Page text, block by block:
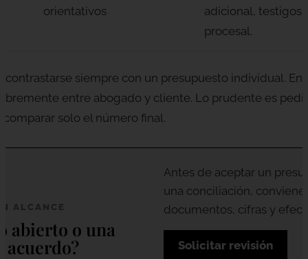
orientativos
adicional,
procesal.
siempre con un presupuesto individual. En
entre abogado y cliente. Lo prudente es
solo el número final.
ALCANCE
abierto o una
acuerdo?
Antes de aceptar un
una conciliación, conviene
documentos, cifras y
Solicitar revisión